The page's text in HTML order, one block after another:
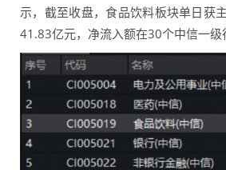
示，截至收盘，食品饮料板块单日获
41.83亿元，净流入额在30个中信一级